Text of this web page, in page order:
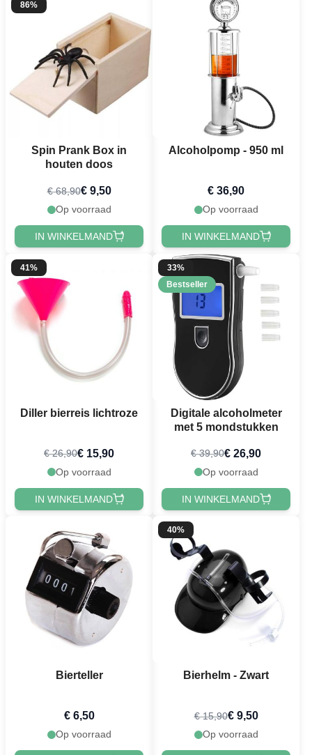
86%
Spin Prank Box in
houten doos
€ 68,90€ 9,50
Op voorraad
IN WINKELMAND
Alcoholpomp - 950 ml
€ 36,90
Op voorraad
IN WINKELMAND
41%
Diller bierreis lichtroze
€ 26,90€ 15,90
Op voorraad
IN WINKELMAND
33%
Bestseller
Digitale alcoholmeter
met 5 mondstukken
€ 39,90€ 26,90
Op voorraad
IN WINKELMAND
Bierteller
€ 6,50
Op voorraad
40%
Bierhelm - Zwart
€ 15,90€ 9,50
Op voorraad